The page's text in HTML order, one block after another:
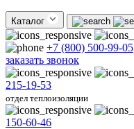
Каталог
+7 (800) 500-99-05
заказать звонок
215-19-53
отдел теплоизоляции
150-60-46